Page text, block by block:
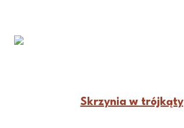
Skrzynia w trójkąty